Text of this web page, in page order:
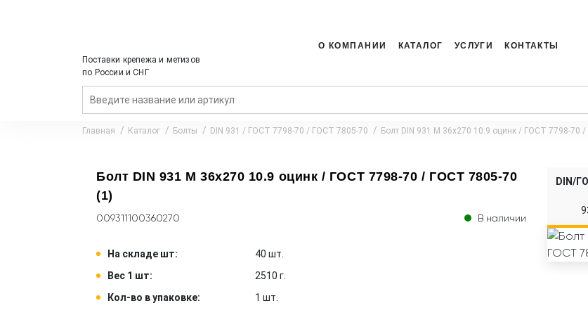
Поставки крепежа и метизов
по России и СНГ
О КОМПАНИИ КАТАЛОГ УСЛУГИ КОНТАКТЫ
Главная Каталог Болты DIN 931 / ГОСТ 7798-70 / ГОСТ 7805-70 Болт DIN 931 M 36x270 10.9 оцинк / ГОСТ 7798-70
Болт DIN 931 M 36x270 10.9 оцинк / ГОСТ 7798-70 / ГОСТ 7805-70
(1)
009311100360270 В наличии
На складе шт:
40 шт.
Вес 1 шт:
2510 г.
Кол-во в упаковке:
1 шт.
DIN/